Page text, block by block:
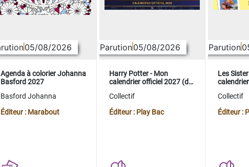
05/08/2026
Agenda à colorier Johanna
Basford 2027
Basford Johanna
Éditeur : Marabout
Parution05/08/2026
Harry Potter - Mon
calendrier officiel 2027 (de
Collectif
Éditeur : Play Bac
Parution
Les
Collectif
Éditeur :